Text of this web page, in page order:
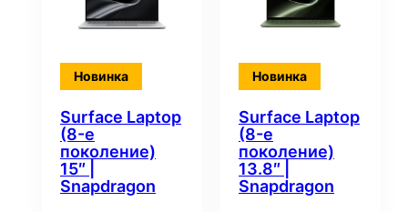
Новинка
Surface Laptop
(8-е
поколение)
15″ |
Snapdragon
Новинка
Surface Laptop
(8-е
поколение)
13.8″ |
Snapdragon